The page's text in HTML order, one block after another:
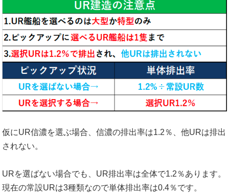
仮にUR信濃を選ぶ場合、信濃の排出率は1.2％、他URは排出
されない。
URを選ばない場合でも、UR排出率は全体で1.2％あります。
現在の常設URは3種類なので単体排出率は0.4％です。